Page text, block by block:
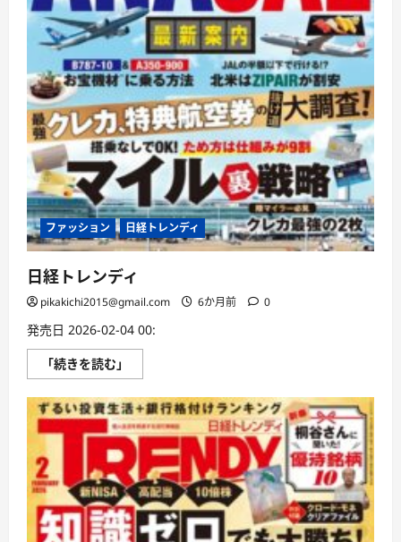
ファッション 日経トレンディ
日経トレンディ
pikakichi2015@gmail.com 6か月前 0
発売日 2026-02-04 00:
「続きを読む」
経
レ
ン
デ
ィ
に
つ
い
て
さ
ら
に
読